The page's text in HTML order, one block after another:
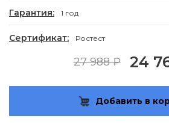
Гарантия: 1 год
Сертификат: Ростест
27 988 ₽ 24
Добавить в